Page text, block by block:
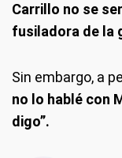
Carrillo no se
fusiladora de la
Sin embargo, a
no lo hablé con
digo”.